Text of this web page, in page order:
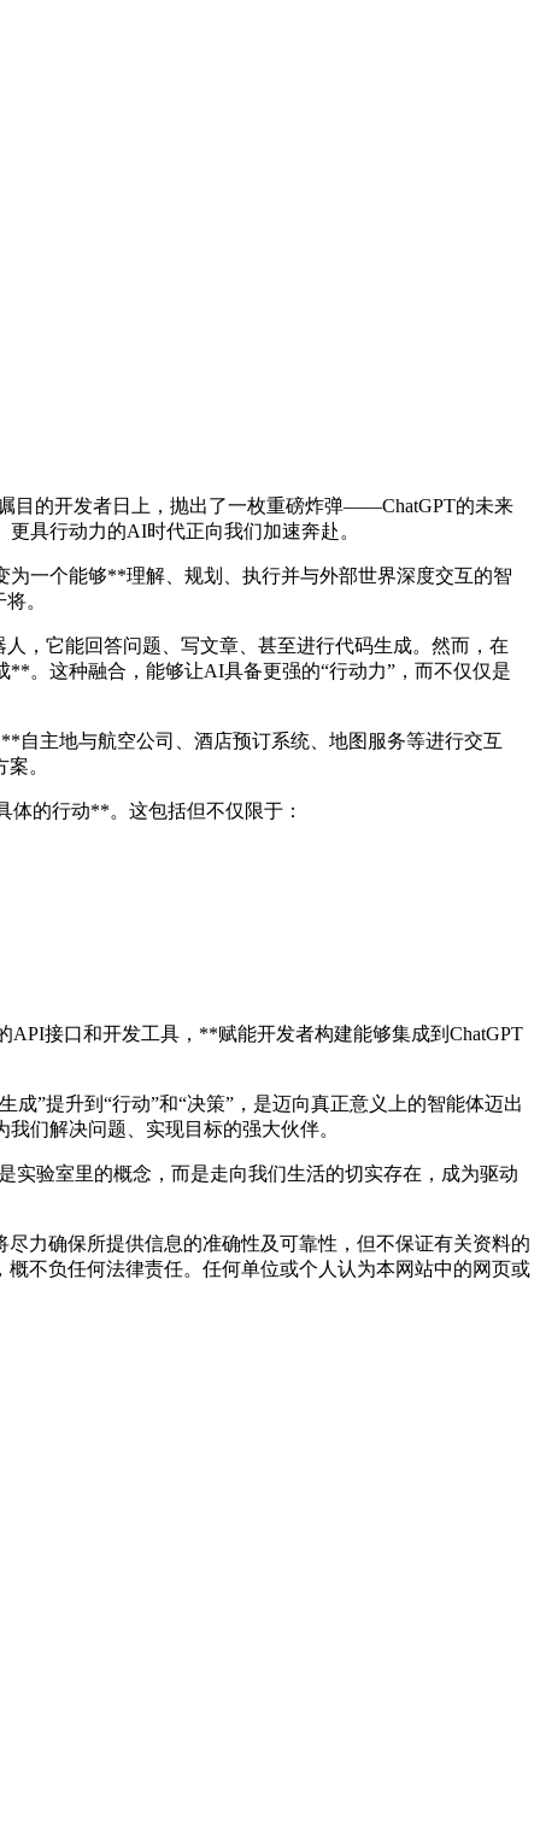
目的开发者日上，抛出了一枚重磅炸弹——ChatGPT的未来
具行动力的AI时代正向我们加速奔赴。
为一个能够**理解、规划、执行并与外部世界深度交互的智
。
，它能回答问题、写文章、甚至进行代码生成。然而，在
。这种融合，能够让AI具备更强的“行动力”，而不仅仅是
自主地与航空公司、酒店预订系统、地图服务等进行交互
。
体的行动**。这包括但不仅限于：
接口和开发工具，**赋能开发者构建能够集成到ChatGPT
”提升到“行动”和“决策”，是迈向真正意义上的智能体迈出
们解决问题、实现目标的强大伙伴。
实验室里的概念，而是走向我们生活的切实存在，成为驱动
力确保所提供信息的准确性及可靠性，但不保证有关资料的
不负任何法律责任。任何单位或个人认为本网站中的网页或